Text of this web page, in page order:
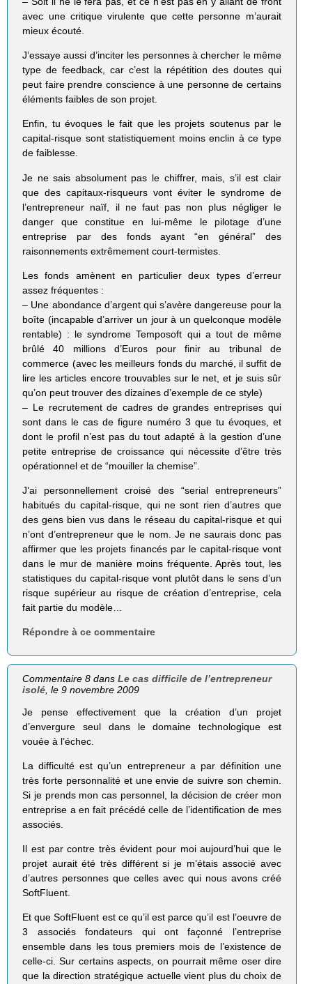
avec une critique virulente que cette personne m’aurait
mieux écouté.
J’essaye aussi d’inciter les personnes à chercher le même
type de feedback, car c’est la répétition des doutes qui
peut faire prendre conscience à une personne de certains
éléments faibles de son projet.
Enfin, tu évoques le fait que les projets soutenus par le
capital-risque sont statistiquement moins enclin à ce type
de faiblesse.
Je ne sais absolument pas le chiffrer, mais, s’il est clair
que des capitaux-risqueurs vont éviter le syndrome de
l’entrepreneur naïf, il ne faut pas non plus négliger le
danger que constitue en lui-même le pilotage d’une
entreprise par des fonds ayant “en général” des
raisonnements extrêmement court-termistes.
Les fonds amènent en particulier deux types d’erreur
assez fréquentes :
– Une abondance d’argent qui s’avère dangereuse pour la
boîte (incapable d’arriver un jour à un quelconque modèle
rentable) : le syndrome Temposoft qui a tout de même
brûlé 40 millions d’Euros pour finir au tribunal de
commerce (avec les meilleurs fonds du marché, il suffit de
lire les articles encore trouvables sur le net, et je suis sûr
qu’on peut trouver des dizaines d’exemple de ce style)
– Le recrutement de cadres de grandes entreprises qui
sont dans le cas de figure numéro 3 que tu évoques, et
dont le profil n’est pas du tout adapté à la gestion d’une
petite entreprise de croissance qui nécessite d’être très
opérationnel et de “mouiller la chemise”.
J’ai personnellement croisé des “serial entrepreneurs”
habitués du capital-risque, qui ne sont rien d’autres que
des gens bien vus dans le réseau du capital-risque et qui
n’ont d’entrepreneur que le nom. Je ne saurais donc pas
affirmer que les projets financés par le capital-risque vont
dans le mur de manière moins fréquente. Après tout, les
statistiques du capital-risque vont plutôt dans le sens d’un
risque supérieur au risque de création d’entreprise, cela
fait partie du modèle…
Répondre à ce commentaire
Commentaire 8 dansLe cas difficile de l’entrepreneur
isolé , le 9 novembre 2009
Je pense effectivement que la création d’un projet
d’envergure seul dans le domaine technologique est
vouée à l’échec.
La difficulté est qu’un entrepreneur a par définition une
très forte personnalité et une envie de suivre son chemin.
Si je prends mon cas personnel, la décision de créer mon
entreprise a en fait précédé celle de l’identification de mes
associés.
Il est par contre très évident pour moi aujourd’hui que le
projet aurait été très différent si je m’étais associé avec
d’autres personnes que celles avec qui nous avons créé
SoftFluent.
Et que SoftFluent est ce qu’il est parce qu’il est l’oeuvre de
3 associés fondateurs qui ont façonné l’entreprise
ensemble dans les tous premiers mois de l’existence de
celle-ci. Sur certains aspects, on pourrait même oser dire
que la direction stratégique actuelle vient plus du choix de